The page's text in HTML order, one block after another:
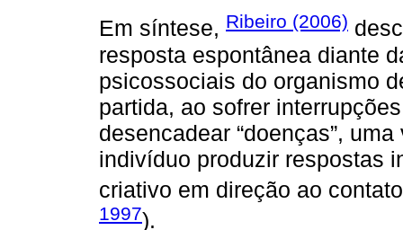
Em síntese, Ribeiro (2006)
resposta espontânea diante
psicossociais do organismo
partida, ao sofrer
desencadear “doenças”,
indivíduo produzir respostas
criativo em direção ao
1997).